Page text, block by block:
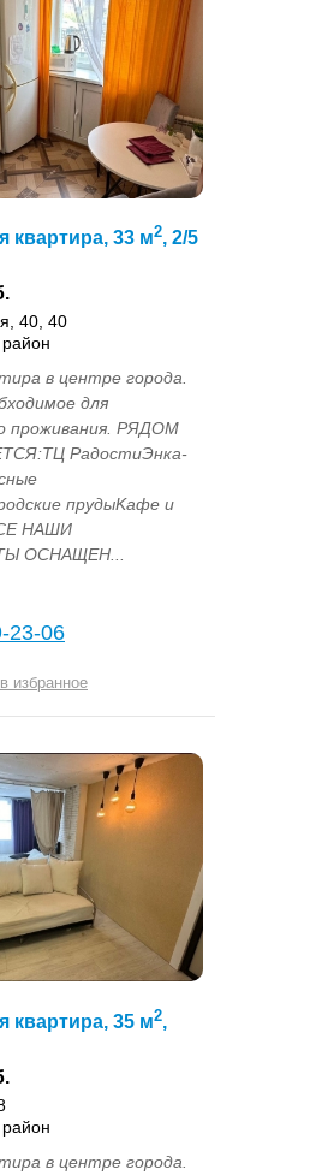
квартира, 33 м2, 2/5
40, 40
в центре города.
для
проживания. РЯДОМ
РадостиЭнка-
пpудыKафe и
HАШИ
ОСНАЩЕН...
23-06
избранное
квартира, 35 м2,
в центре города.